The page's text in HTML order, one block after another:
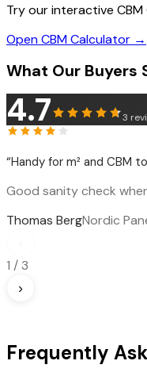
Try our interactive
Open CBM Calculator →
What Our Buyers
4.7 3
“Handy for m² and CBM
Good sanity check
Thomas BergNordic
1 / 3
›
Frequently